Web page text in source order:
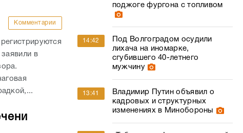
Комментарии
в
поджоге фургона с топливом
14:42
Под Волгоградом осудили
лихача на иномарке,
сгубившего 40-летнего
мужчину
13:41
Владимир Путин объявил о
кадровых и структурных
изменениях в Минобороны